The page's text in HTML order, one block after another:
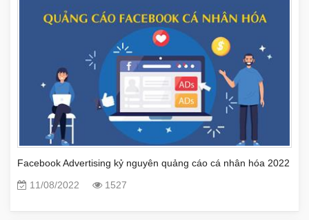
Facebook Advertising kỷ nguyên quảng cáo cá nhân hóa 2022
11/08/2022
1527